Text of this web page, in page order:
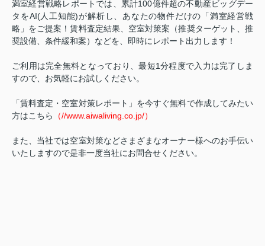
満室経営戦略レポートでは、累計100億件超の不動産ビッグデー
タをAI(人工知能)が解析し、あなたの物件だけの「満室経営戦
略」をご提案！賃料査定結果、空室対策案（推奨ターゲット、推
奨設備、条件緩和案）などを、即時にレポート出力します！
ご利用は完全無料となっており、最短1分程度で入力は完了しま
すので、お気軽にお試しください。
「賃料査定・空室対策レポート」を今すぐ無料で作成してみたい
方はこちら
（//www.aiwaliving.co.jp/）
また、当社では空室対策などさまざまなオーナー様へのお手伝い
いたしますので是非一度当社にお問合せください。